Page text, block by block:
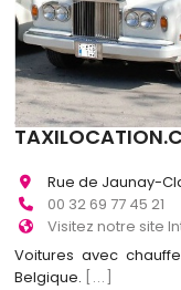
Rue de Jaunay-
00 32 69 77 45 21
Visitez notre site
Voitures avec
Belgique.
[...]